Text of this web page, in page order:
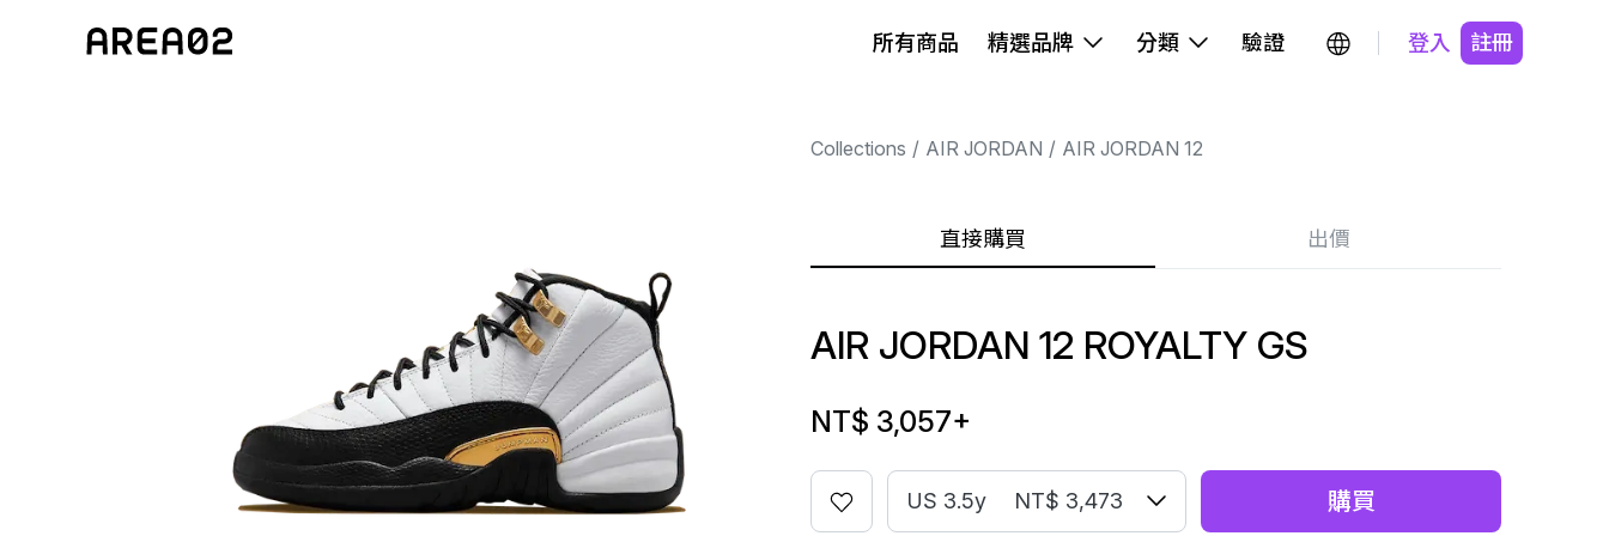
所有商品 精選品牌 分類 驗證 登入 註冊
Collections AIR JORDAN AIR JORDAN 12
直接購買 出價
AIR JORDAN 12 ROYALTY GS
NT$ 3,057+
US 3.5y NT$ 3,473 購買